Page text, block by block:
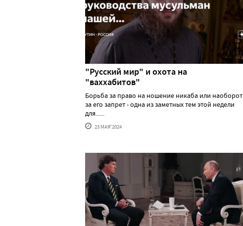
"Русский мир" и охота на
"ваххабитов"
Борьба за право на ношение никаба или наоборот
за его запрет - одна из заметных тем этой недели
для......
23 МАЯ'2024